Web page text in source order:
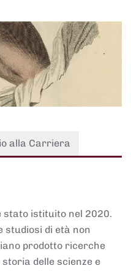
alla Carriera
stato istituito nel 2020.
studiosi di età non
prodotto ricerche
delle scienze e